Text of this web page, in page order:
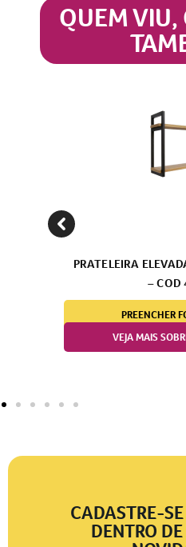
QUEM VIU,
ELEVADA 2 NÍVEIS SYSTEM
PREENCHER FORMULÁRIO
VEJA MAIS SOBRE O PRODUTO
CADASTRE-
DENTRO